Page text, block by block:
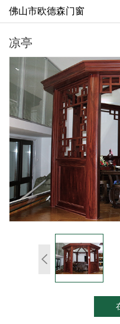
佛山市欧德森门窗
凉亭